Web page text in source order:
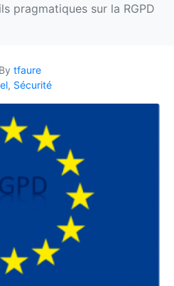
pragmatiques sur la RGPD
By tfaure
, Sécurité